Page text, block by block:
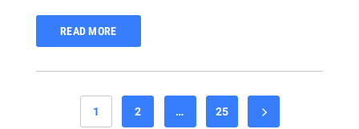
READ MORE
1 2 … 25